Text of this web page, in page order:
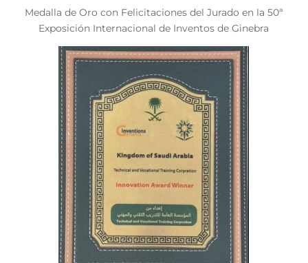
Medalla de Oro con Felicitaciones del Jurado en la 50ª
Exposición Internacional de Inventos de Ginebra